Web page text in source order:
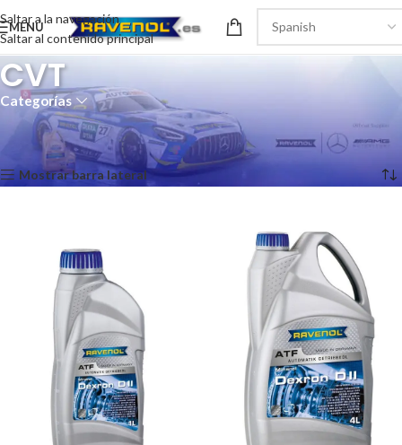
Saltar a la navegación
Saltar al contenido principal
MENÚ
CVT
Categorías
Recomendaciones del producto/ CVT
Mostrando los 2 resultados
Mostrar barra lateral